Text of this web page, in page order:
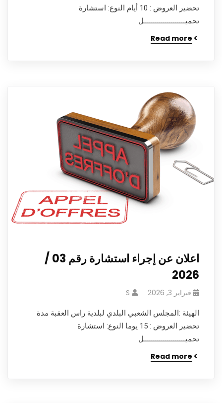
تحضير العروض : 10 أيام النوع: استشارة
تحميـــــــــــــــــــــل
Read more
اعلان عن إجراء استشارة رقم 03 /
2026
فبراير 3, 2026 S
الهيئة :المجلس الشعبي البلدي لبلدية راس العقبة مدة
تحضير العروض : 15 يوما النوع: استشارة
تحميـــــــــــــــــــــل
Read more